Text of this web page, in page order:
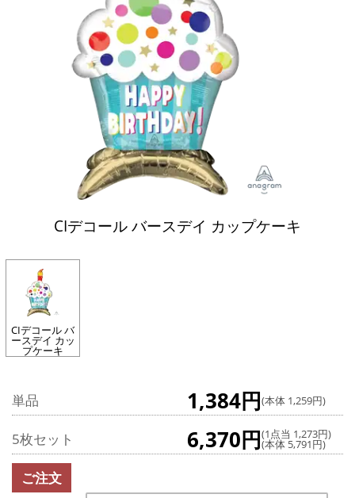
CIデコール バースデイ カップケーキ
CIデコール バ
ースデイ カッ
プケーキ
単品 1,384円(本体 1,259円)
5枚セット 6,370円(1点当 1,273円)
(本体 5,791円)
ご注文